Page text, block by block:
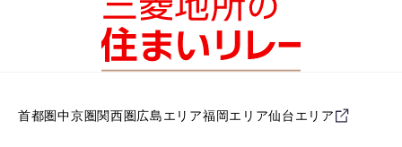
首都圏中京圏関西圏広島エリア福岡エリア仙台エリア